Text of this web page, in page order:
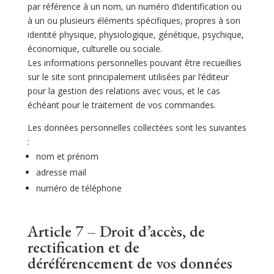
par référence à un nom, un numéro d’identification ou
à un ou plusieurs éléments spécifiques, propres à son
identité physique, physiologique, génétique, psychique,
économique, culturelle ou sociale.
Les informations personnelles pouvant être recueillies
sur le site sont principalement utilisées par l’éditeur
pour la gestion des relations avec vous, et le cas
échéant pour le traitement de vos commandes.
Les données personnelles collectées sont les suivantes
:
nom et prénom
adresse mail
numéro de téléphone
Article 7 – Droit d’accès, de
rectification et de
déréférencement de vos données